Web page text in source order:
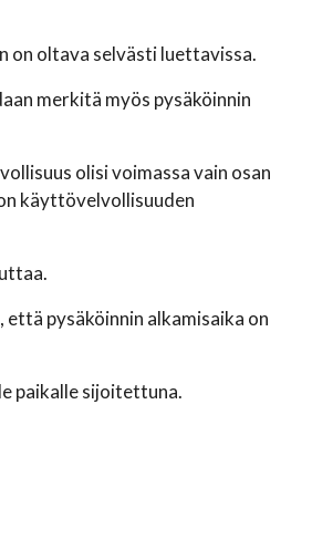
on oltava selvästi luettavissa.
merkitä myös pysäköinnin
olisi voimassa vain osan
käyttövelvollisuuden
pysäköinnin alkamisaika on
paikalle sijoitettuna.